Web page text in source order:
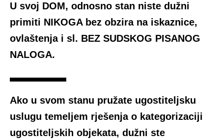
U svoj DOM, odnosno stan niste dužni
primiti NIKOGA bez obzira na iskaznice,
ovlaštenja i sl. BEZ SUDSKOG PISANOG
NALOGA.
Ako u svom stanu pružate ugostiteljsku
uslugu temeljem rješenja o kategorizaciji
ugostiteljskih objekata, dužni ste